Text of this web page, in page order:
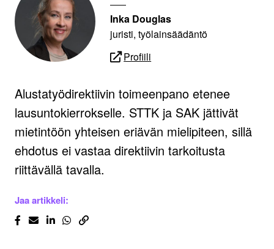
Inka Douglas
juristi, työlainsäädäntö
Profiili
Alustatyödirektiivin toimeenpano etenee
lausuntokierrokselle. STTK ja SAK jättivät
mietintöön yhteisen eriävän mielipiteen, sillä
ehdotus ei vastaa direktiivin tarkoitusta
riittävällä tavalla.
Jaa artikkeli: